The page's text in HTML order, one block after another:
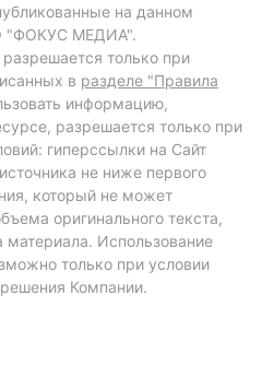
на данном
"ФОКУС МЕДИА".
только при
в разделе "Правила
информацию,
разрешается только при
гиперссылки на Сайт
не ниже первого
который не может
оригинального текста,
материала. Использование
только при условии
Компании.